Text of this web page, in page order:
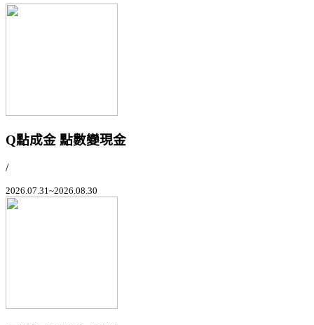
Q點成金 點數變現金
/
2026.07.31~2026.08.30